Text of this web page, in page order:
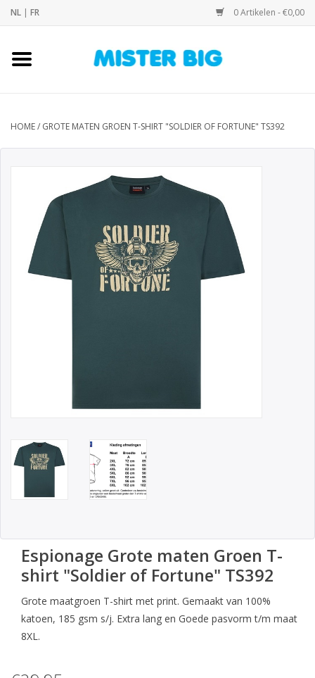
NL | FR 0 Artikelen - €0,00
Home
Onze Winkel
BLOGS
Merken
HOME/ GROTE MATEN GROEN T-SHIRT "SOLDIER OF FORTUNE" TS392
Espionage Grote maten Groen T-
shirt "Soldier of Fortune" TS392
Grote maatgroen T-shirt met print. Gemaakt van 100%
katoen, 185 gsm s/j. Extra lang en Goede pasvorm t/m maat
8XL.